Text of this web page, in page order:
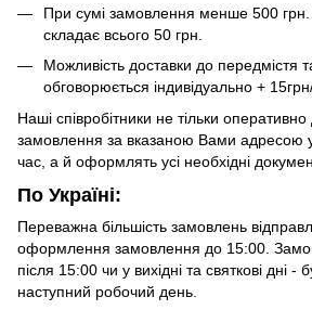
При сумі замовлення менше 500 грн.
складає всього 50 грн.
Можливість доставки до передмістя та
обговорюється індивідуально +
Наші співробітники не тільки
замовлення за вказаною Вами адресою
час, а й оформлять усі необхідні
По Україні:
Переважна більшість замовлень
оформлення замовлення до 15:00.
після 15:00 чи у вихідні та святкові дні -
наступний робочий день.